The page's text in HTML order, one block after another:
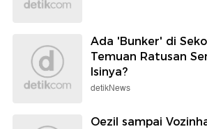
Ada 'Bunker' di
Temuan Ratusan
Isinya?
detikNews
Oezil sampai